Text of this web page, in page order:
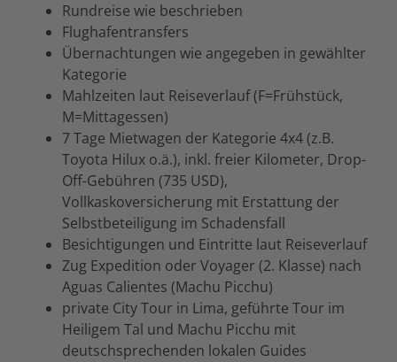
Rundreise wie beschrieben
Flughafentransfers
Übernachtungen wie angegeben in gewählter
Kategorie
Mahlzeiten laut Reiseverlauf (F=Frühstück,
M=Mittagessen)
7 Tage Mietwagen der Kategorie 4x4 (z.B.
Toyota Hilux o.ä.), inkl. freier Kilometer, Drop-
Off-Gebühren (735 USD),
Vollkaskoversicherung mit Erstattung der
Selbstbeteiligung im Schadensfall
Besichtigungen und Eintritte laut Reiseverlauf
Zug Expedition oder Voyager (2. Klasse) nach
Aguas Calientes (Machu Picchu)
private City Tour in Lima, geführte Tour im
Heiligem Tal und Machu Picchu mit
deutschsprechenden lokalen Guides